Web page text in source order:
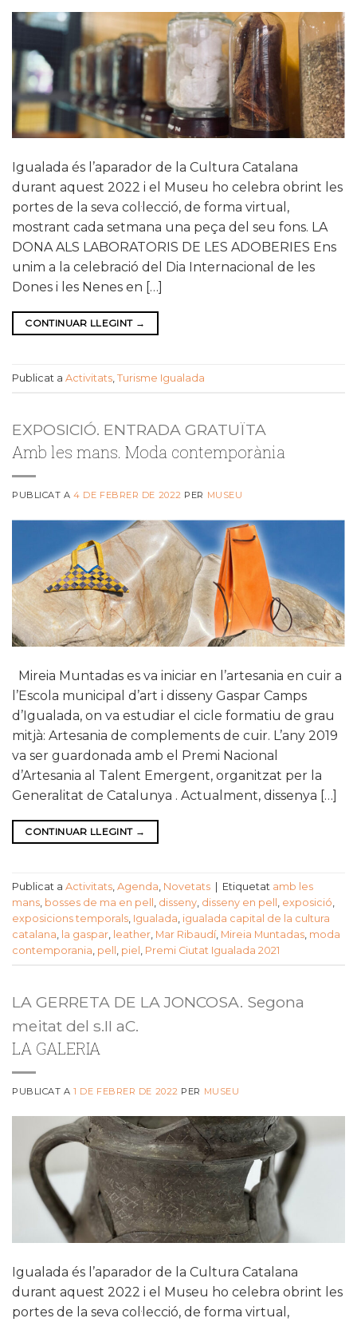
Igualada és l’aparador de la Cultura Catalana
durant aquest 2022 i el Museu ho celebra obrint les
portes de la seva col·lecció, de forma virtual,
mostrant cada setmana una peça del seu fons. LA
DONA ALS LABORATORIS DE LES ADOBERIES Ens
unim a la celebració del Dia Internacional de les
Dones i les Nenes en […]
CONTINUAR LLEGINT →
Publicat a Activitats Turisme Igualada
EXPOSICIÓ. ENTRADA GRATUÏTA
Amb les mans. Moda contemporània
PUBLICAT A4 DE FEBRER DE 2022 PER MUSEU
Mireia Muntadas es va iniciar en l’artesania en cuir a
l’Escola municipal d’art i disseny Gaspar Camps
d’Igualada, on va estudiar el cicle formatiu de grau
mitjà: Artesania de complements de cuir. L’any 2019
va ser guardonada amb el Premi Nacional
d’Artesania al Talent Emergent, organitzat per la
Generalitat de Catalunya . Actualment, dissenya […]
CONTINUAR LLEGINT →
Publicat a Activitats Agenda Novetats Etiquetat amb les
mans bosses de ma en pell disseny disseny en pell exposició
exposicions temporals Igualada igualada capital de la cultura
catalana
la gaspar leather Mar Ribaudí, Mireia Muntadas moda
contemporania pell piel Premi Ciutat Igualada 2021
LA GERRETA DE LA JONCOSA. Segona
meitat del s.II aC.
LA GALERIA
PUBLICAT A1 DE FEBRER DE 2022 PER MUSEU
Igualada és l’aparador de la Cultura Catalana
durant aquest 2022 i el Museu ho celebra obrint les
portes de la seva col·lecció, de forma virtual,